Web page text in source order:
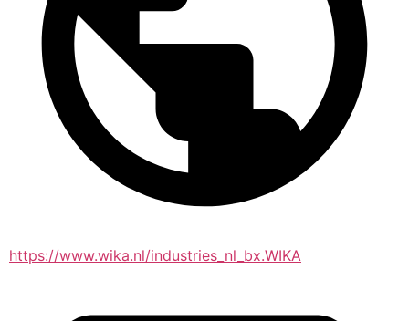
https://www.wika.nl/industries_nl_bx.WIKA